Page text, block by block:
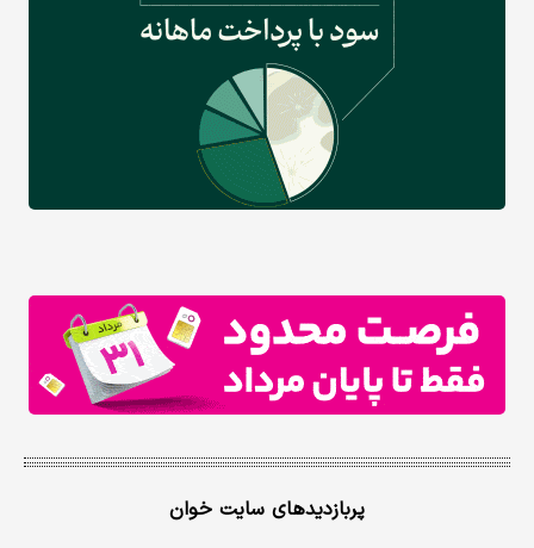
پربازدیدهای سایت خوان